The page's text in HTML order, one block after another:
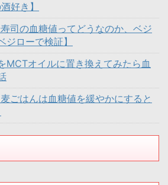
好き】
司の血糖値ってどうなのか、ベジ
ジローで検証】
MCTオイルに置き換えてみたら血
ごはんは血糖値を緩やかにすると